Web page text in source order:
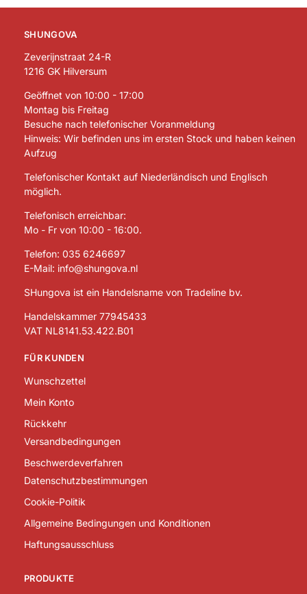
SHUNGOVA
Zeverijnstraat 24-R
1216 GK Hilversum
Geöffnet von 10:00 - 17:00
Montag bis Freitag
Besuche nach telefonischer Voranmeldung
Hinweis: Wir befinden uns im ersten Stock und haben keinen
Aufzug
Telefonischer Kontakt auf Niederländisch und Englisch
möglich.
Telefonisch erreichbar:
Mo - Fr von 10:00 - 16:00.
Telefon: 035 6246697
E-Mail: info@shungova.nl
SHungova ist ein Handelsname von Tradeline bv.
Handelskammer 77945433
VAT NL8141.53.422.B01
FÜR KUNDEN
Wunschzettel
Mein Konto
Rückkehr
Versandbedingungen
Beschwerdeverfahren
Datenschutzbestimmungen
Cookie-Politik
Allgemeine Bedingungen und Konditionen
Haftungsausschluss
PRODUKTE